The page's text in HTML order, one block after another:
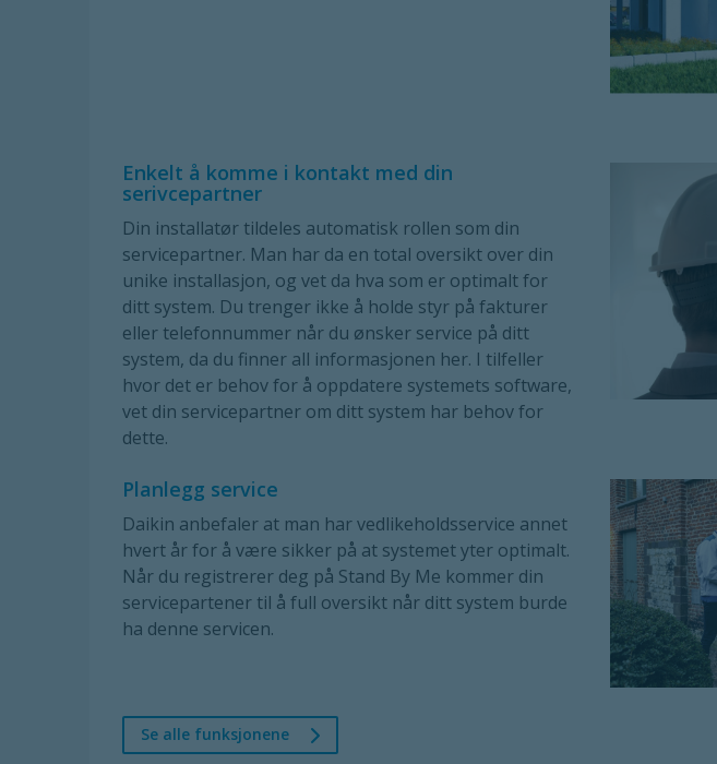
Enkelt å komme i kontakt med din
serivcepartner
Din installatør tildeles automatisk rollen som din
servicepartner. Man har da en total oversikt over din
unike installasjon, og vet da hva som er optimalt for
ditt system. Du trenger ikke å holde styr på fakturer
eller telefonnummer når du ønsker service på ditt
system, da du finner all informasjonen her. I tilfeller
hvor det er behov for å oppdatere systemets software,
vet din servicepartner om ditt system har behov for
dette.
Planlegg service
Daikin anbefaler at man har vedlikeholdsservice annet
hvert år for å være sikker på at systemet yter optimalt.
Når du registrerer deg på Stand By Me kommer din
servicepartener til å full oversikt når ditt system burde
ha denne servicen.
Se alle funksjonene